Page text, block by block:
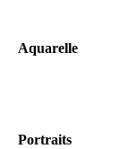
Aquarelle
Portraits